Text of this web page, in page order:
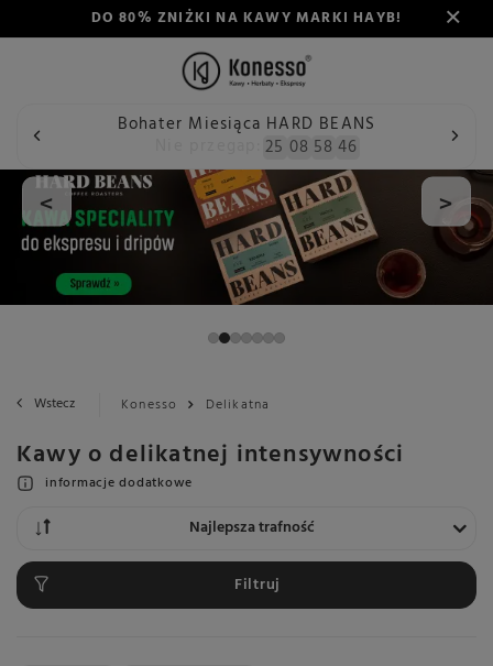
DO 80% ZNIŻKI NA KAWY MARKI HAYB!
Bohater Miesiąca HARD BEANS
25 08 58 45
< >
Wstecz Konesso Delikatna
Kawy o delikatnej intensywności
informacje dodatkowe
Zmień sortowanie
Najlepsza trafność
Filtruj